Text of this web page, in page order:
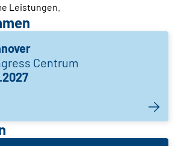
Leistungen.
Centrum